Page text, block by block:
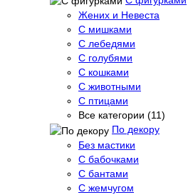
Жених и Невеста
С мишками
С лебедями
С голубями
С кошками
С животными
С птицами
Все категории (11)
По декору
Без мастики
С бабочками
С бантами
С жемчугом